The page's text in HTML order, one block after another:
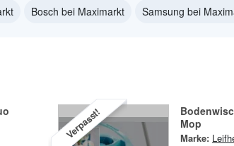
Bosch bei Maximarkt Samsung bei
Verpasst!
Mop
Marke: